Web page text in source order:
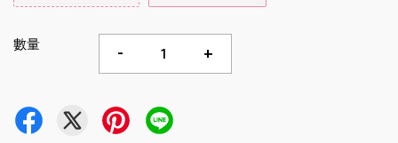
數量 - +